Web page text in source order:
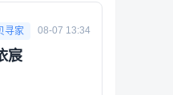
寻家 08-07 13:34
宸